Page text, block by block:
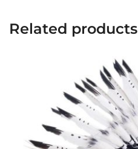
Related products